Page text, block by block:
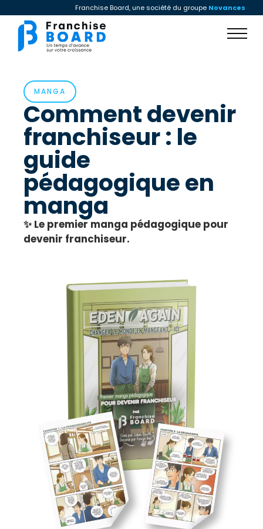
Franchise Board, une société du groupe Novances
MANGA
Comment devenir
franchiseur : le
guide
pédagogique en
manga
✨ Le premier manga pédagogique pour
devenir franchiseur.